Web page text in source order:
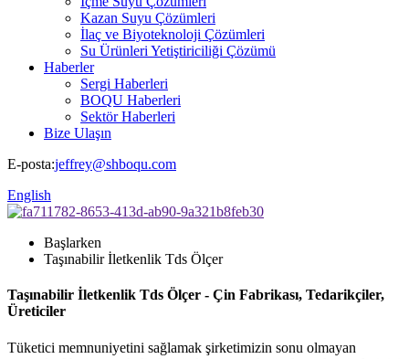
Kazan Suyu Çözümleri
İlaç ve Biyoteknoloji Çözümleri
Su Ürünleri Yetiştiriciliği Çözümü
Haberler
Sergi Haberleri
BOQU Haberleri
Sektör Haberleri
Bize Ulaşın
E-posta:jeffrey@shboqu.com
English
Başlarken
Taşınabilir İletkenlik Tds Ölçer
Taşınabilir İletkenlik Tds Ölçer - Çin Fabrikası, Tedarikçiler,
Üreticiler
Tüketici memnuniyetini sağlamak şirketimizin sonu olmayan